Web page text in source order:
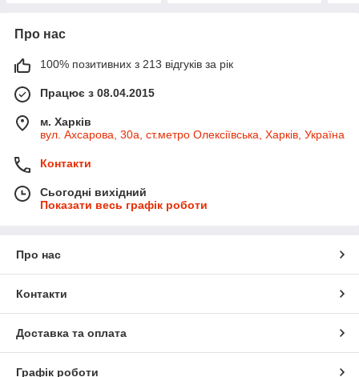
Про нас
100% позитивних з 213 відгуків за рік
Працює з 08.04.2015
м. Харків
вул. Ахсарова, 30а, ст.метро Олексіївська, Харків, Україна
Контакти
Сьогодні вихідний
Показати весь графік роботи
Про нас
Контакти
Доставка та оплата
Графік роботи